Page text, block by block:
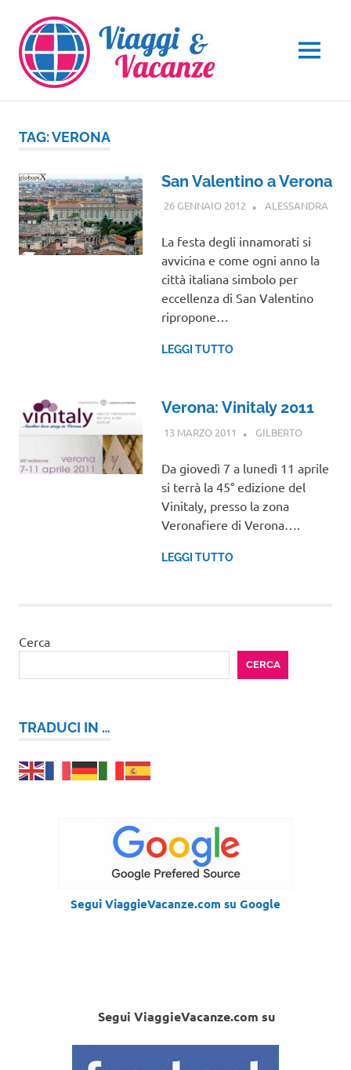
contenuto
MENU
TAG:VERONA
San Valentino a Verona
26 GENNAIO 2012 ALESSANDRA
La festa degli innamorati si
avvicina e come ogni anno la
città italiana simbolo per
eccellenza di San Valentino
ripropone…
LEGGI TUTTO
Verona: Vinitaly 2011
13 MARZO 2011 GILBERTOEVENTI
Da giovedì 7 a lunedì 11 aprile
si terrà la 45° edizione del
Vinitaly, presso la zona
Veronafiere di Verona….
LEGGI TUTTO
Cerca
CERCA
TRADUCI IN …
Segui ViaggieVacanze.com su Google
Segui ViaggieVacanze.com su